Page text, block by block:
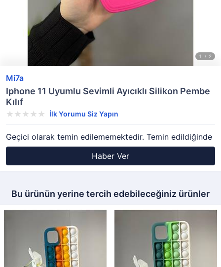
Mi7a
Iphone 11 Uyumlu Sevimli Ayıcıklı Silikon Pembe
Kılıf
İlk Yorumu Siz Yapın
Geçici olarak temin edilememektedir. Temin edildiğinde
Haber Ver
Bu ürünün yerine tercih edebileceğiniz ürünler